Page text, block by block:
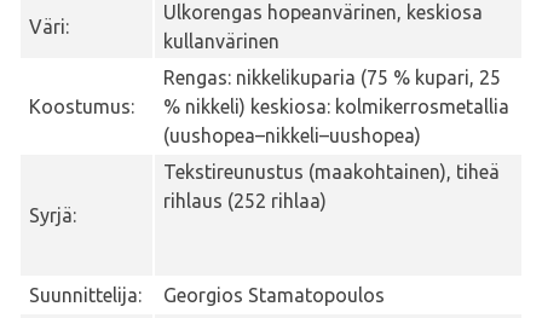
Väri:
Ulkorengas hopeanvärinen, keskiosa
kullanvärinen
Koostumus:
Rengas: nikkelikuparia (75 % kupari, 25
% nikkeli) keskiosa: kolmikerrosmetallia
(uushopea–nikkeli–uushopea)
Syrjä:
Tekstireunustus (maakohtainen), tiheä
rihlaus (252 rihlaa)
Suunnittelija:
Georgios Stamatopoulos